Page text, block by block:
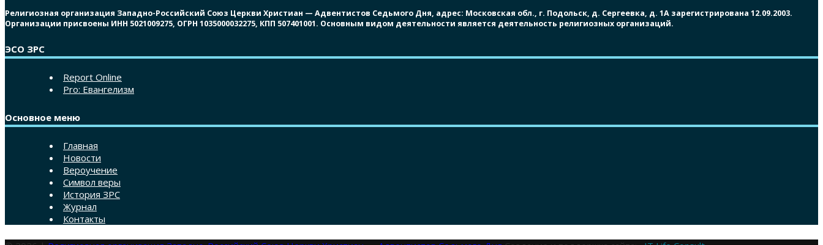
Религиозная организация Западно-Российский Союз Церкви Христиан — Адвентистов Седьмого Дня, адрес: Московская обл., г. Подольск, д. Сергеевка, д. 1А зарегистрирована 12.09.2003.
Организации присвоены ИНН 5021009275, ОГРН 1035000032275, КПП 507401001. Основным видом деятельности является деятельность религиозных организаций.
ЭСО ЗРС
Report Online
Pro: Евангелизм
Основное меню
Главная
Новости
Вероучение
Символ веры
История ЗРС
Журнал
Контакты